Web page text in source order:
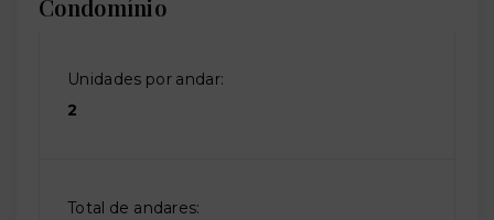
Condomínio
Unidades por andar:
2
Total de andares: